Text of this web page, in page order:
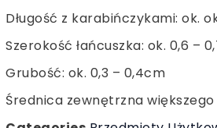
Długość z karabińczykami: ok.
Szerokość łańcuszka: ok. 0,6 –
Grubość: ok. 0,3 – 0,4cm
Średnica zewnętrzna